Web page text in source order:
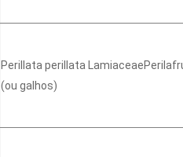
Perillata perillata
(ou galhos)